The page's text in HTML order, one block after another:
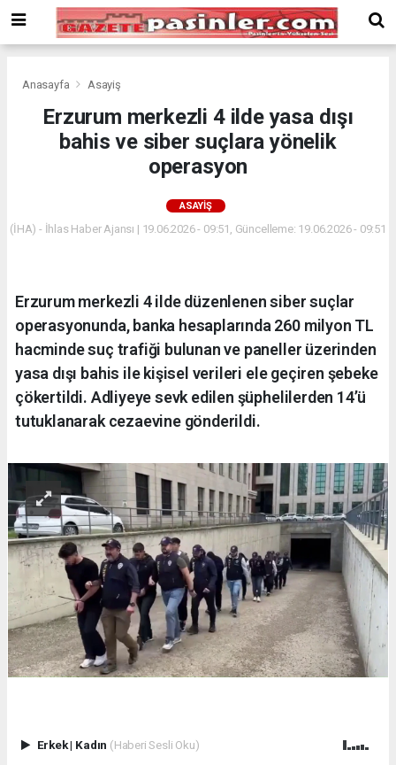
Bonusu
Veren
deneme
Yeni
Anasayfa Asayiş
Erzurum merkezli 4 ilde yasa dışı
bahis ve siber suçlara yönelik
operasyon
ASAYIŞ
(İHA) - İhlas Haber Ajansı | 19.06.2026 - 09:51, Güncelleme: 19.06.2026 - 09:51
Erzurum merkezli 4 ilde düzenlenen siber suçlar
operasyonunda, banka hesaplarında 260 milyon TL
hacminde suç trafiği bulunan ve paneller üzerinden
yasa dışı bahis ile kişisel verileri ele geçiren şebeke
çökertildi. Adliyeye sevk edilen şüphelilerden 14’ü
tutuklanarak cezaevine gönderildi.
Erkek| Kadın (Haberi Sesli Oku)